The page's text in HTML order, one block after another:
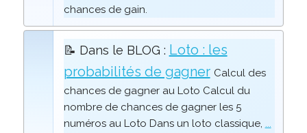
chances de gain.
📝 Dans le BLOG : Loto : les
probabilités de gagner Calcul des
chances de gagner au Loto Calcul du
nombre de chances de gagner les 5
numéros au Loto Dans un loto classique, ...